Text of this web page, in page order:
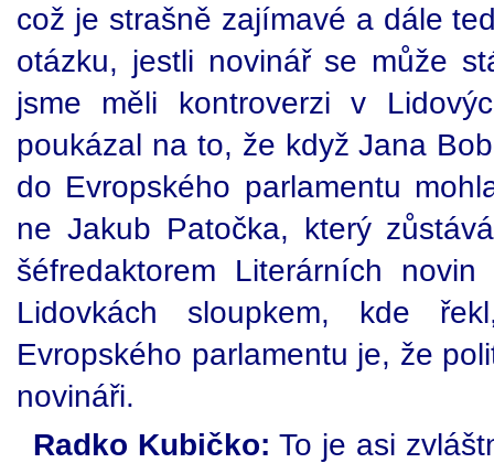
což je strašně zajímavé a dále
otázku, jestli novinář se může
jsme měli kontroverzi v
poukázal na to, že když Jana
do Evropského parlamentu
ne Jakub Patočka, který
šéfredaktorem Literárních
Lidovkách sloupkem, kde
Evropského parlamentu je, že
novináři.
Radko Kubičko: To je asi